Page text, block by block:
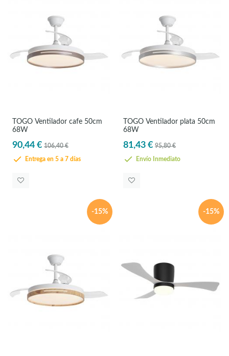
TOGO Ventilador cafe 50cm
68W
90,44 € 106,40 €
Entrega en 5 a 7 días
TOGO Ventilador plata 50cm
68W
81,43 € 95,80 €
Envío Inmediato
-15% -15%